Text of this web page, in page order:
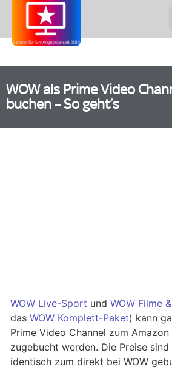
WOW als Prime Video
buchen – So geht’s
WOW Live-Sport und WOW Filme
das WOW Komplett-Paket) kann
Prime Video Channel zum
zugebucht werden. Die Preise sind
identisch zum direkt bei WOW